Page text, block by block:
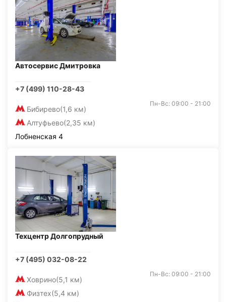
Автосервис Дмитровка
+7 (499) 110-28-43
Бибирево(1,6 км)
Алтуфьево(2,35 км)
Пн-Вс: 09:00 - 21:00
Лобненская 4
Техцентр Долгопрудный
+7 (495) 032-08-22
Ховрино(5,1 км)
Физтех(5,4 км)
Пн-Вс: 09:00 - 21:00